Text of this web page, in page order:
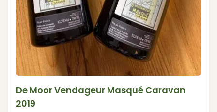
De Moor Vendageur Masqué Caravan
2019